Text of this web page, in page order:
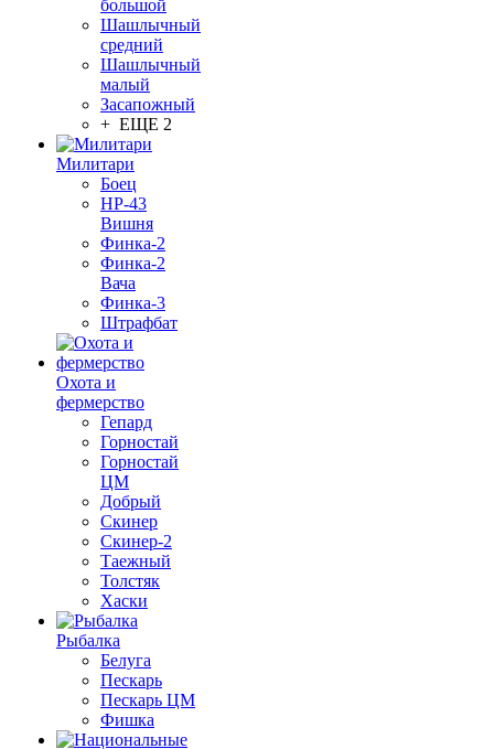
большой
Шашлычный
средний
Шашлычный
малый
Засапожный
+ ЕЩЕ 2
Милитари
Боец
НР-43
Вишня
Финка-2
Финка-2
Вача
Финка-3
Штрафбат
Охота и
фермерство
Гепард
Горностай
Горностай
ЦМ
Добрый
Скинер
Скинер-2
Таежный
Толстяк
Хаски
Рыбалка
Белуга
Пескарь
Пескарь ЦМ
Фишка